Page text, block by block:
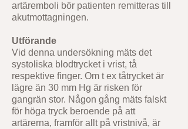
artäremboli bör patienten remitteras till
akutmottagningen.
Utförande
Vid denna undersökning mäts det
systoliska blodtrycket i vrist, tå
respektive finger. Om t ex tåtrycket är
lägre än 30 mm Hg är risken för
gangrän stor. Någon gång mäts falskt
för höga tryck beroende på att
artärerna, framför allt på vristnivå, är